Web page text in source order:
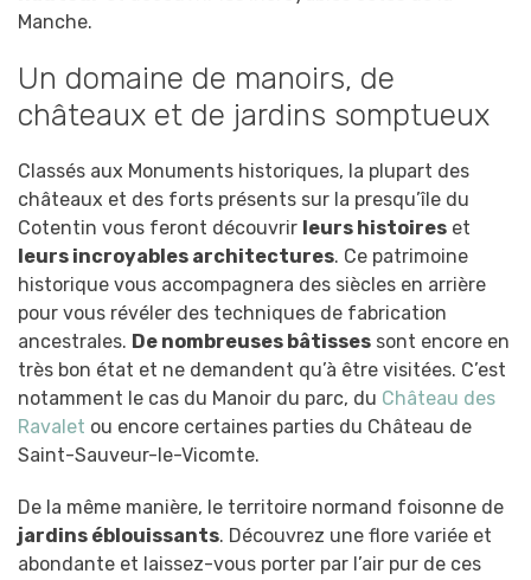
Manche.
Un domaine de manoirs, de
châteaux et de jardins somptueux
Classés aux Monuments historiques, la plupart des
châteaux et des forts présents sur la presqu’île du
Cotentin vous feront découvrir leurs histoires et
leurs incroyables architectures. Ce patrimoine
historique vous accompagnera des siècles en arrière
pour vous révéler des techniques de fabrication
ancestrales. De nombreuses bâtisses sont encore en
très bon état et ne demandent qu’à être visitées. C’est
notamment le cas du Manoir du parc, du Château des
Ravalet ou encore certaines parties du Château de
Saint-Sauveur-le-Vicomte.
De la même manière, le territoire normand foisonne de
jardins éblouissants. Découvrez une flore variée et
abondante et laissez-vous porter par l’air pur de ces